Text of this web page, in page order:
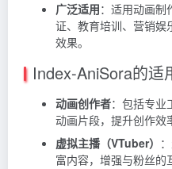
广泛适用：适用动画制
证、教育培训、营销娱
效果。
Index-AniSora的适
动画创作者：包括专业
动画片段，提升创作效
虚拟主播（VTuber）
富内容，增强与粉丝的